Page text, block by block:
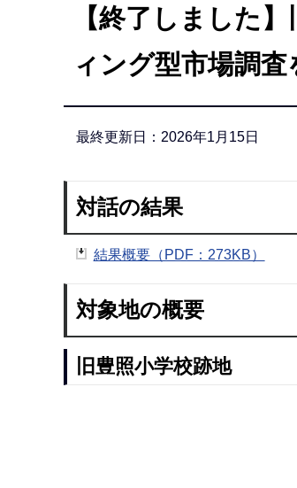
【終了しました
ィング型市場調
最終更新日：2026年1月15日
対話の結果
結果概要（PDF：273KB）
対象地の概要
旧豊照小学校跡地